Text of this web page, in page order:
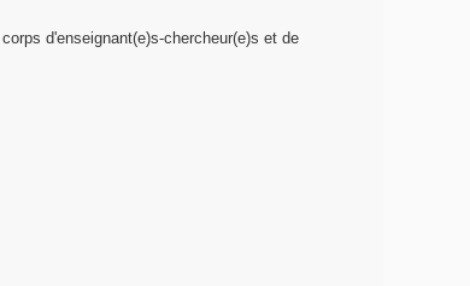
d'enseignant(e)s-chercheur(e)s et de